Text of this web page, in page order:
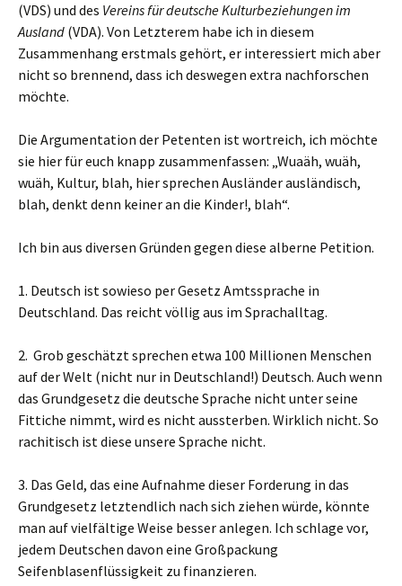
(VDS) und des Vereins für deutsche Kulturbeziehungen im
Ausland (VDA). Von Letzterem habe ich in diesem
Zusammenhang erstmals gehört, er interessiert mich aber
nicht so brennend, dass ich deswegen extra nachforschen
möchte.
Die Argumentation der Petenten ist wortreich, ich möchte
sie hier für euch knapp zusammenfassen: „Wuaäh, wuäh,
wuäh, Kultur, blah, hier sprechen Ausländer ausländisch,
blah, denkt denn keiner an die Kinder!, blah“.
Ich bin aus diversen Gründen gegen diese alberne Petition.
1. Deutsch ist sowieso per Gesetz Amtssprache in
Deutschland. Das reicht völlig aus im Sprachalltag.
2. Grob geschätzt sprechen etwa 100 Millionen Menschen
auf der Welt (nicht nur in Deutschland!) Deutsch. Auch wenn
das Grundgesetz die deutsche Sprache nicht unter seine
Fittiche nimmt, wird es nicht aussterben. Wirklich nicht. So
rachitisch ist diese unsere Sprache nicht.
3. Das Geld, das eine Aufnahme dieser Forderung in das
Grundgesetz letztendlich nach sich ziehen würde, könnte
man auf vielfältige Weise besser anlegen. Ich schlage vor,
jedem Deutschen davon eine Großpackung
Seifenblasenflüssigkeit zu finanzieren.